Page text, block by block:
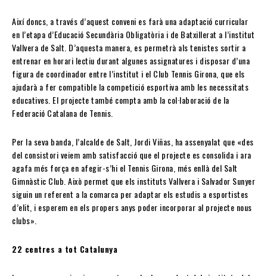
Així doncs, a través d’aquest conveni es farà una adaptació curricular
en l’etapa d’Educació Secundària Obligatòria i de Batxillerat a l’institut
Vallvera de Salt. D’aquesta manera, es permetrà als tenistes sortir a
entrenar en horari lectiu durant algunes assignatures i disposar d’una
figura de coordinador entre l’institut i el Club Tennis Girona, que els
ajudarà a fer compatible la competició esportiva amb les necessitats
educatives. El projecte també compta amb la col·laboració de la
Federació Catalana de Tennis.
Per la seva banda, l’alcalde de Salt, Jordi Viñas, ha assenyalat que «des
del consistori veiem amb satisfacció que el projecte es consolida i ara
agafa més força en afegir-s’hi el Tennis Girona, més enllà del Salt
Gimnàstic Club. Això permet que els instituts Vallvera i Salvador Sunyer
siguin un referent a la comarca per adaptar els estudis a esportistes
d’elit, i esperem en els propers anys poder incorporar al projecte nous
clubs».
22 centres a tot Catalunya